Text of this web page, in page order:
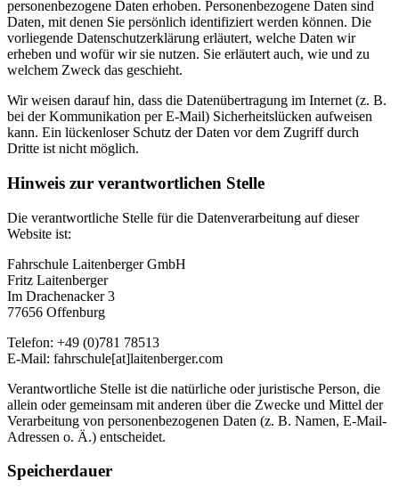
personenbezogene Daten erhoben. Personenbezogene Daten sind
Daten, mit denen Sie persönlich identifiziert werden können. Die
vorliegende Datenschutzerklärung erläutert, welche Daten wir
erheben und wofür wir sie nutzen. Sie erläutert auch, wie und zu
welchem Zweck das geschieht.
Wir weisen darauf hin, dass die Datenübertragung im Internet (z. B.
bei der Kommunikation per E-Mail) Sicherheitslücken aufweisen
kann. Ein lückenloser Schutz der Daten vor dem Zugriff durch
Dritte ist nicht möglich.
Hinweis zur verantwortlichen Stelle
Die verantwortliche Stelle für die Datenverarbeitung auf dieser
Website ist:
Fahrschule Laitenberger GmbH
Fritz Laitenberger
Im Drachenacker 3
77656 Offenburg
Telefon: +49 (0)781 78513
E-Mail: fahrschule[at]laitenberger.com
Verantwortliche Stelle ist die natürliche oder juristische Person, die
allein oder gemeinsam mit anderen über die Zwecke und Mittel der
Verarbeitung von personenbezogenen Daten (z. B. Namen, E-Mail-
Adressen o. Ä.) entscheidet.
Speicherdauer